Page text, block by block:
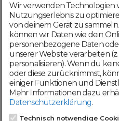
Mit deiner
dass du dieAGBund
Datenschutzerklärung
Werde jetzt
Wir verwenden Technologien
Nutzungserlebnis zu
von deinem Gerät zu
können wir Daten wie dein
personenbezogene Daten
unserer Website verarbeiten
personalisieren). Wenn du
oder diese zurücknimmst,
einiger Funktionen und
Mehr Informationen dazu
Datenschutzerklärung.
Technisch notwendige